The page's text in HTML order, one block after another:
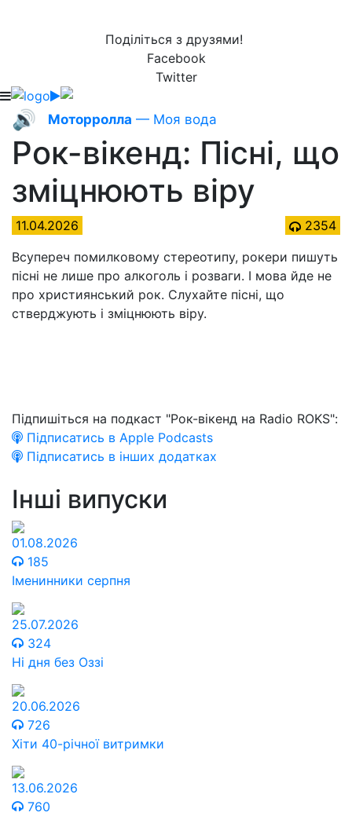
Поділіться з друзями!
Facebook
Twitter
🔊 Моторролла — Моя вода
Рок-вікенд: Пісні, що
зміцнюють віру
11.04.2026
2354
Всупереч помилковому стереотипу, рокери пишуть
пісні не лише про алкоголь і розваги. І мова йде не
про християнський рок. Слухайте пісні, що
стверджують і зміцнюють віру.
Підпишіться на подкаст "Рок-вікенд на Radio ROKS":
Підписатись в Apple Podcasts
Підписатись в інших додатках
Інші випуски
01.08.2026
185
Іменинники серпня
25.07.2026
324
Ні дня без Оззі
20.06.2026
726
Хіти 40-річної витримки
13.06.2026
760